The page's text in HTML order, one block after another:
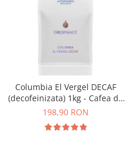
Columbia El Vergel DECAF
(decofeinizata) 1kg - Cafea de
specialitate DROPSHOT
198,90 RON